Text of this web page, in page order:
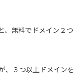
、無料でドメイン２つ
、３つ以上ドメインを